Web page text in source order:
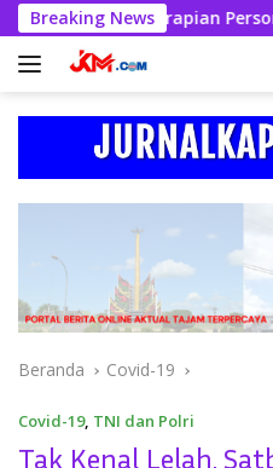
Langsung
ke
konten
Breaking News
Kerapian Personel dan
Beranda Covid-19
Covid-19, TNI dan Polri
Tak Kenal Lelah,